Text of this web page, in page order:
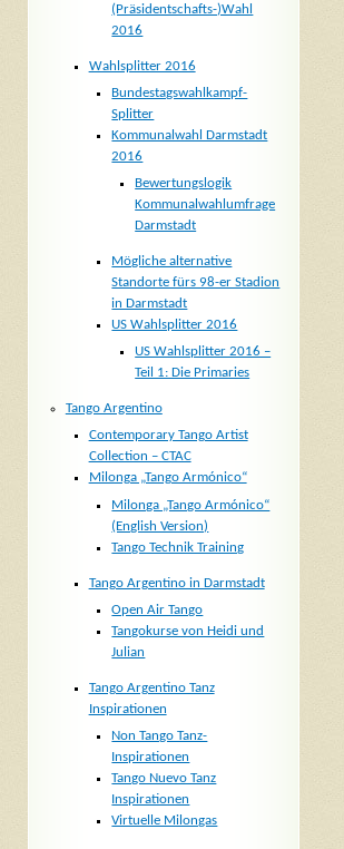
(Präsidentschafts-)Wahl
2016
Wahlsplitter 2016
Bundestagswahlkampf-
Splitter
Kommunalwahl Darmstadt
2016
Bewertungslogik
Kommunalwahlumfrage
Darmstadt
Mögliche alternative
Standorte fürs 98-er Stadion
in Darmstadt
US Wahlsplitter 2016
US Wahlsplitter 2016 –
Teil 1: Die Primaries
Tango Argentino
Contemporary Tango Artist
Collection – CTAC
Milonga „Tango Armónico“
Milonga „Tango Armónico“
(English Version)
Tango Technik Training
Tango Argentino in Darmstadt
Open Air Tango
Tangokurse von Heidi und
Julian
Tango Argentino Tanz
Inspirationen
Non Tango Tanz-
Inspirationen
Tango Nuevo Tanz
Inspirationen
Virtuelle Milongas